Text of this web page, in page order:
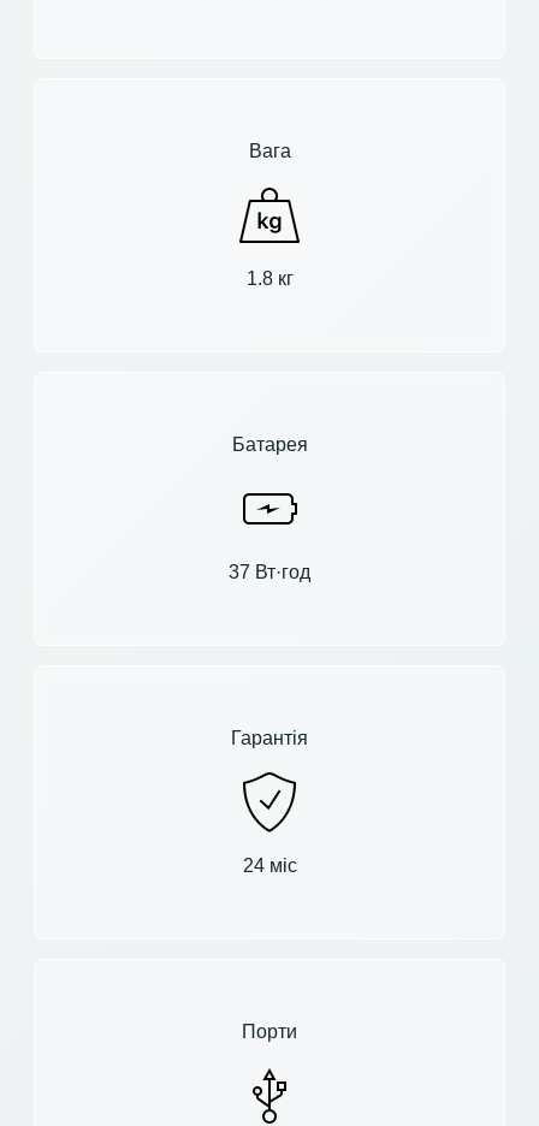
Вага
1.8 кг
Батарея
37 Вт·год
Гарантія
24 міс
Порти